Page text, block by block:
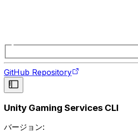
GitHub Repository
Unity Gaming Services CLI
バージョン: